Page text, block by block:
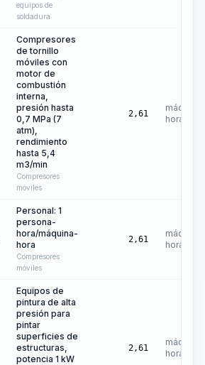
equipos de
soldadura
Compresores
de tornillo
móviles con
motor de
combustión
interna,
presión hasta
0,7 MPa (7
atm),
rendimiento
hasta 5,4
m3/min
Compresores
móviles
2,61
máquina-
hora
Personal: 1
persona-
hora/máquina-
hora
Compresores
móviles
2,61
máquina-
hora
Equipos de
pintura de alta
presión para
pintar
superficies de
estructuras,
potencia 1 kW
2,61
máquina-
hora